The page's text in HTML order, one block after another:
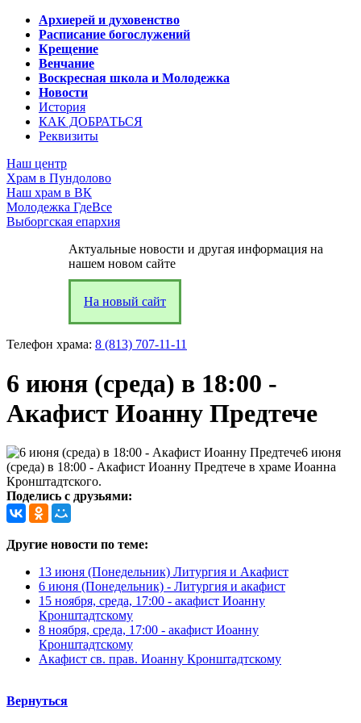
Архиерей и духовенство
Расписание богослужений
Крещение
Венчание
Воскресная школа и Молодежка
Новости
История
КАК ДОБРАТЬСЯ
Реквизиты
Наш центр
Храм в Пундолово
Наш храм в ВК
Молодежка ГдеВсе
Выборгская епархия
Актуальные новости и другая информация на
нашем новом сайте
На новый сайт
Телефон храма: 8 (813) 707-11-11
6 июня (среда) в 18:00 -
Акафист Иоанну Предтече
6 июня
(среда) в 18:00 - Акафист Иоанну Предтече в храме Иоанна
Кронштадтского.
Поделись с друзьями:
Другие новости по теме:
13 июня (Понедельник) Литургия и Акафист
6 июня (Понедельник) - Литургия и акафист
15 ноября, среда, 17:00 - акафист Иоанну
Кронштадтскому
8 ноября, среда, 17:00 - акафист Иоанну
Кронштадтскому
Акафист св. прав. Иоанну Кронштадтскому
Вернуться